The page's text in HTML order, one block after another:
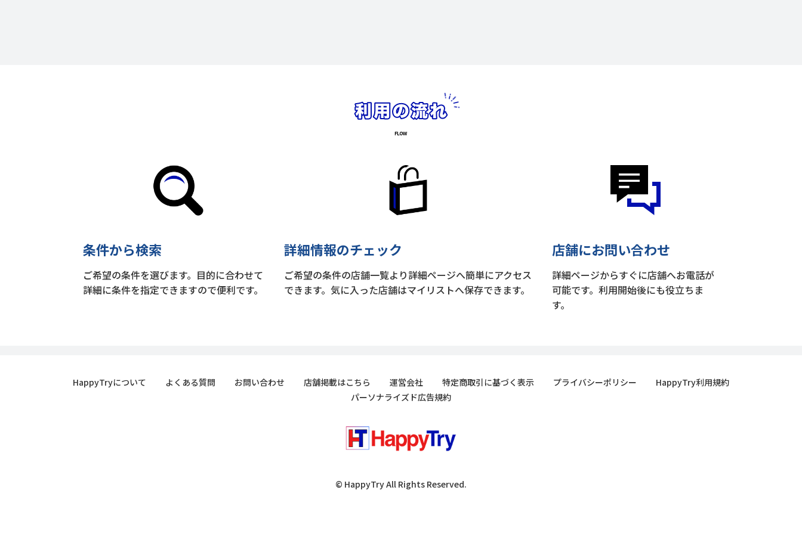
条件から検索
ご希望の条件を選びます。目的に合わせて
詳細に条件を指定できますので便利です。
詳細情報のチェック
ご希望の条件の店舗一覧より詳細ページへ簡単にアクセス
できます。気に入った店舗はマイリストへ保存できます。
店舗にお問い合わせ
詳細ページからすぐに店舗へお電話が
可能です。利用開始後にも役立ちま
す。
HappyTryについて よくある質問 お問い合わせ 店舗掲載はこちら 運営会社 特定商取引に基づく表示 プライバシーポリシー
HappyTry利用規約
パーソナライズド広告規約
© HappyTry All Rights Reserved.